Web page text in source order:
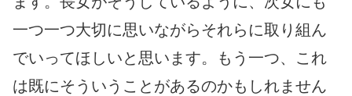
一つ一つ大切に思いながらそれらに取り組ん
でいってほしいと思います。もう一つ、これ
は既にそういうことがあるのかもしれません